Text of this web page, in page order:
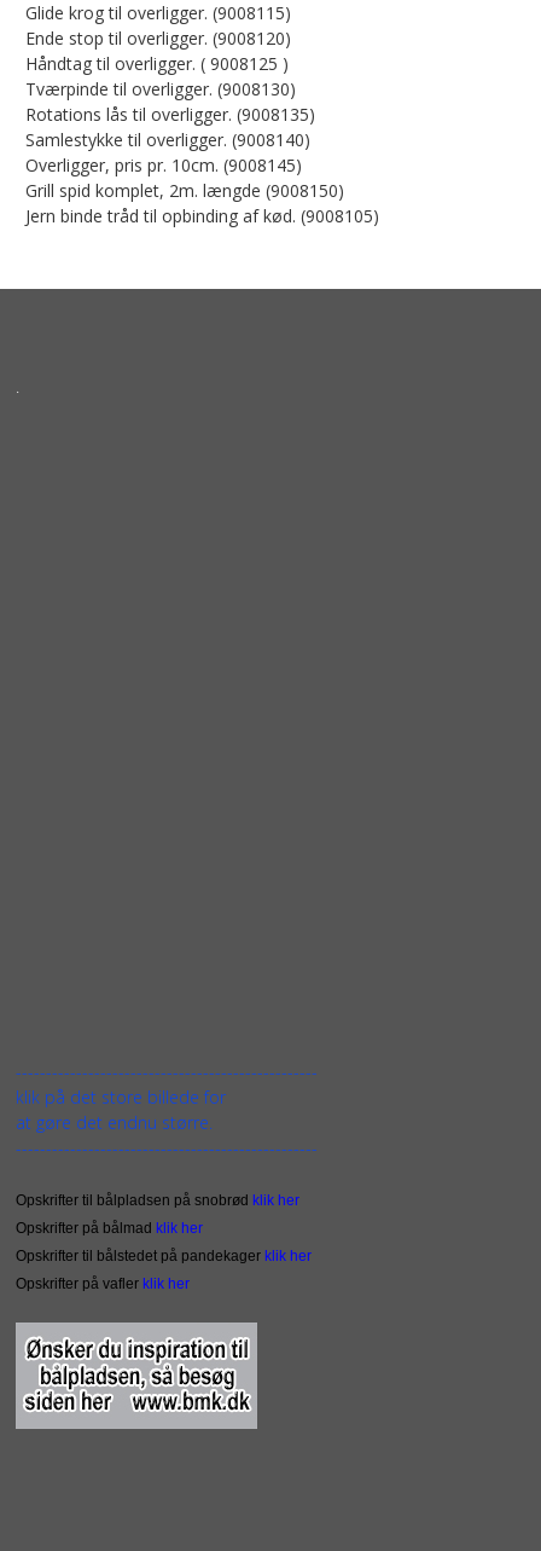
Glide krog til overligger. (9008115)
Ende stop til overligger. (9008120)
Håndtag til overligger. ( 9008125 )
Tværpinde til overligger. (9008130)
Rotations lås til overligger. (9008135)
Samlestykke til overligger. (9008140)
Overligger, pris pr. 10cm. (9008145)
Grill spid komplet, 2m. længde (9008150)
Jern binde tråd til opbinding af kød. (9008105)
.
--------------------------------------------------
klik på det store billede for
at gøre det endnu større.
--------------------------------------------------
Opskrifter til bålpladsen på snobrød klik her
Opskrifter på bålmad klik her
Opskrifter til bålstedet på pandekager klik her
Opskrifter på vafler klik her